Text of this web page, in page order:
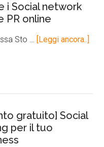
i Social network
PR online
Sto … [Leggi ancora..]
gratuito] Social
per il tuo